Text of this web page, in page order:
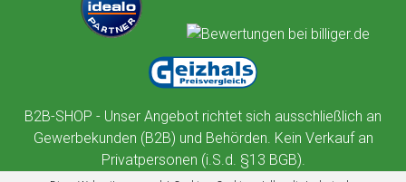
B2B-SHOP - Unser Angebot richtet sich ausschließlich an
Gewerbekunden (B2B) und Behörden. Kein Verkauf an
Privatpersonen (i.S.d. §13 BGB).